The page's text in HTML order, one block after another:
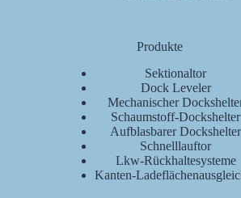
Produkte
Sektionaltor
Dock Leveler
Mechanischer
Schaumstoff-Dockshelter
Aufblasbarer Dockshelter
Schnelllauftor
Lkw-Rückhaltesysteme
Kanten-